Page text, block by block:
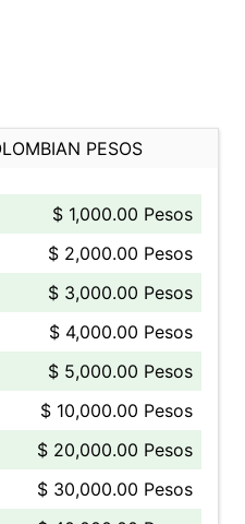
PESOS
$ 1,000.00 Pesos
$ 2,000.00 Pesos
$ 3,000.00 Pesos
$ 4,000.00 Pesos
$ 5,000.00 Pesos
$ 10,000.00 Pesos
$ 20,000.00 Pesos
$ 30,000.00 Pesos